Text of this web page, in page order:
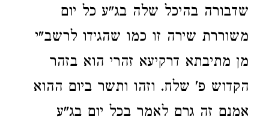
שדבורה בהיכל שלה בג"ע כל יום
משוררת שירה זו כמו שהגידו לרשב"י
מן מתיבתא דרקיעא זהרי הוא בזהר
הקדוש פ' שלח. וזהו ותשר ביום ההוא
אמנם זה גרם לאמר בכל יום בג"ע